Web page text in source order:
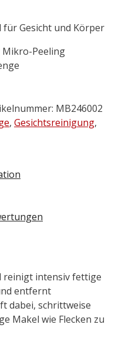
für Gesicht und Körper
Mikro-Peeling
MB246002
, Gesichtsreinigung,
reinigt intensiv fettige
entfernt
dabei, schrittweise
Makel wie Flecken zu